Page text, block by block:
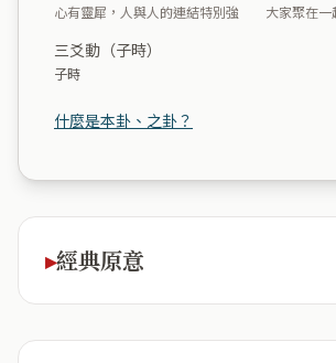
心有靈犀，人與人的連結特別強 大家聚在
三爻動（子時）
子時
什麼是本卦、之卦？
經典原意